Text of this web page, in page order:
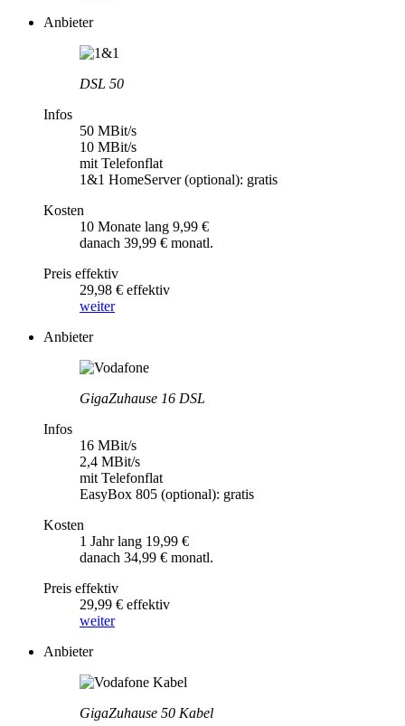
Anbieter
DSL 50
Infos
50 MBit/s
10 MBit/s
mit Telefonflat
1&1 HomeServer (optional): gratis
Kosten
10 Monate lang 9,99 €
danach 39,99 € monatl.
Preis effektiv
29,98 € effektiv
weiter
Anbieter
GigaZuhause 16 DSL
Infos
16 MBit/s
2,4 MBit/s
mit Telefonflat
EasyBox 805 (optional): gratis
Kosten
1 Jahr lang 19,99 €
danach 34,99 € monatl.
Preis effektiv
29,99 € effektiv
weiter
Anbieter
GigaZuhause 50 Kabel